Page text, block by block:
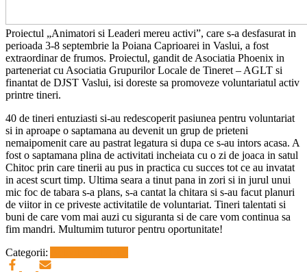
Proiectul „Animatori si Leaderi mereu activi”, care s-a desfasurat in
perioada 3-8 septembrie la Poiana Caprioarei in Vaslui, a fost
extraordinar de frumos. Proiectul, gandit de Asociatia Phoenix in
parteneriat cu Asociatia Grupurilor Locale de Tineret – AGLT si
finantat de DJST Vaslui, isi doreste sa promoveze voluntariatul activ
printre tineri.
40 de tineri entuziasti si-au redescoperit pasiunea pentru voluntariat
si in aproape o saptamana au devenit un grup de prieteni
nemaipomenit care au pastrat legatura si dupa ce s-au intors acasa. A
fost o saptamana plina de activitati incheiata cu o zi de joaca in satul
Chitoc prin care tinerii au pus in practica cu succes tot ce au invatat
in acest scurt timp. Ultima seara a tinut pana in zori si in jurul unui
mic foc de tabara s-a plans, s-a cantat la chitara si s-au facut planuri
de viitor in ce priveste activitatile de voluntariat. Tineri talentati si
buni de care vom mai auzi cu siguranta si de care vom continua sa
fim mandri. Multumim tuturor pentru oportunitate!
Categorii: